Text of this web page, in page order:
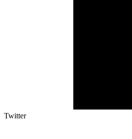
Twitter